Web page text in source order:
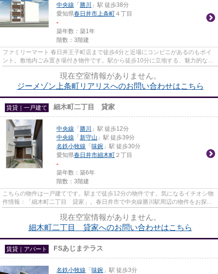
中央線 「 勝川
」駅 徒歩38分
愛知県春日井市上条町 ４丁目
-
築年数：築1年
階数：3階建
ファミリーマート 春日井王子町店まで徒歩4分と近場にコンビニがあるのもポイ
ント。敷地内ごみ置き場付き物件です。駅から徒歩10分に立地する、魅力的な駅
現在空室情報がありません。
ジーメゾン上条町リアリスへのお問い合わせはこちら
賃貸｜一戸建て 細木町二丁目 貸家
中央線 「 勝川
」駅 徒歩12分
中央線 「 新守山 」駅 徒歩39分
名鉄小牧線 「 味鋺 」駅 徒歩30分
愛知県春日井市細木町 ２丁目
-
築年数：築6年
階数：3階建
こちらの物件は一戸建てです。駅まで徒歩12分の物件です。気になるイチオシ物
件情報：「細木町二丁目 貸家」。春日井市で中央線勝川駅周辺の物件をお探し
現在空室情報がありません。
細木町二丁目 貸家へのお問い合わせはこちら
賃貸｜アパート FSあじまテラス
名鉄小牧線 「 味鋺 」駅 徒歩3分